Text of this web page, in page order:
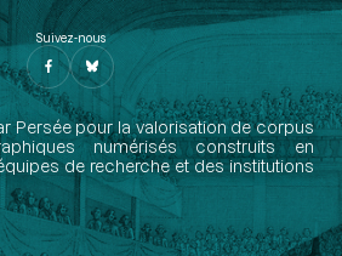
Suivez-nous
Persée pour la valorisation de corpus
numérisés construits en
de recherche et des institutions